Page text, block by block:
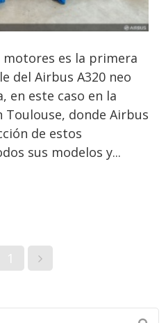
motores es la primera
del Airbus A320 neo
en este caso en la
Toulouse, donde Airbus
de estos
sus modelos y...
1